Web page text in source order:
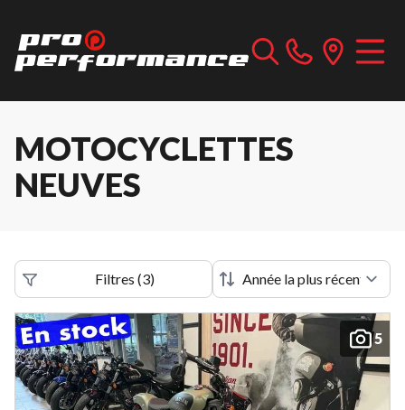
MOTOCYCLETTES
NEUVES
Filtres (3)
5